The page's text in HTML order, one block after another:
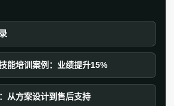
能培训案例：业绩提升15%
从方案设计到售后支持